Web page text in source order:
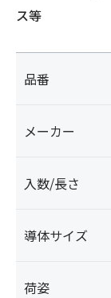
ス等
品番
メーカー
入数/長さ
導体サイズ
荷姿